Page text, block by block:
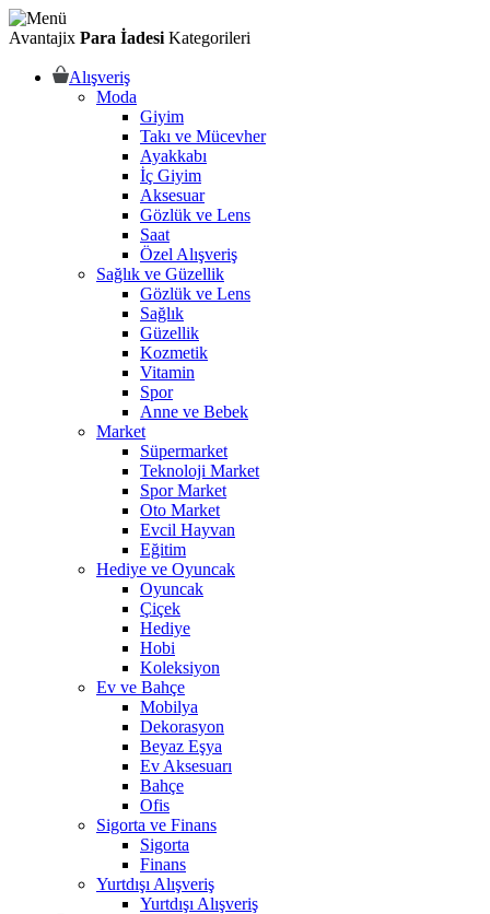
Avantajix Para İadesi Kategorileri
Alışveriş
Moda
Giyim
Takı ve Mücevher
Ayakkabı
İç Giyim
Aksesuar
Gözlük ve Lens
Saat
Özel Alışveriş
Sağlık ve Güzellik
Gözlük ve Lens
Sağlık
Güzellik
Kozmetik
Vitamin
Spor
Anne ve Bebek
Market
Süpermarket
Teknoloji Market
Spor Market
Oto Market
Evcil Hayvan
Eğitim
Hediye ve Oyuncak
Oyuncak
Çiçek
Hediye
Hobi
Koleksiyon
Ev ve Bahçe
Mobilya
Dekorasyon
Beyaz Eşya
Ev Aksesuarı
Bahçe
Ofis
Sigorta ve Finans
Sigorta
Finans
Yurtdışı Alışveriş
Yurtdışı Alışveriş